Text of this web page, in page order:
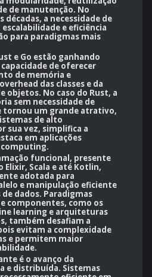
de manutenção. No
a necessidade de
e eficiência
para paradigmas mais
e Go estão ganhando
de oferecer
de memória e
das classes e da
objetos. No caso do Rust, a
sem necessidade de
tornou um grande atrativo,
de alto
sua vez, simplifica a
em aplicações
funcional, presente
Elixir, Scala e até Kotlin,
adotada para
e manipulação eficiente
dados. Paradigmas
componentes, como os
learning e arquiteturas
também desafiam a
evitam a complexidade
e permitem maior
é o avanço da
e distribuída. Sistemas